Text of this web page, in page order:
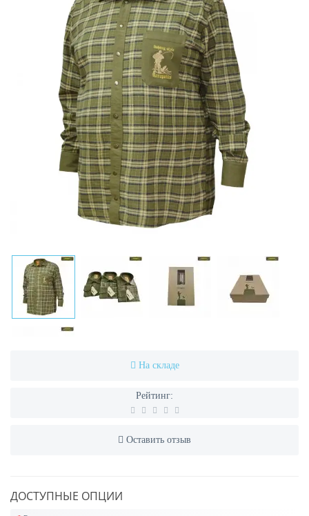
На складе
Рейтинг:
Оставить отзыв
ДОСТУПНЫЕ ОПЦИИ